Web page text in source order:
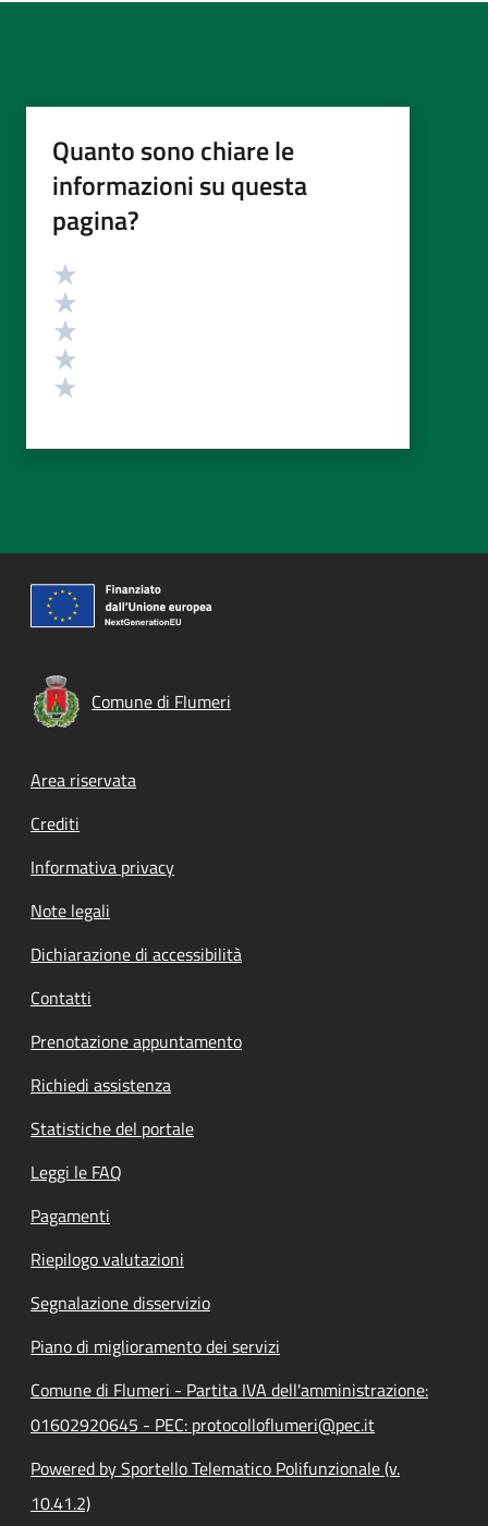
Quanto sono chiare le
informazioni su questa
pagina?
Valutazione
Comune di Flumeri
Footer menu
Area riservata
Crediti
Informativa privacy
Note legali
Dichiarazione di accessibilità
Contatti
Prenotazione appuntamento
Richiedi assistenza
Statistiche del portale
Leggi le FAQ
Pagamenti
Riepilogo valutazioni
Segnalazione disservizio
Piano di miglioramento dei servizi
Comune di Flumeri - Partita IVA dell'amministrazione:
01602920645 - PEC: protocolloflumeri@pec.it
Powered by Sportello Telematico Polifunzionale (v.
10.41.2)